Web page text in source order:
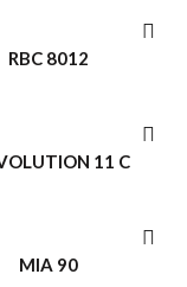
RBC 8012
VELOCE
11 C
VELOCE
MIA 90